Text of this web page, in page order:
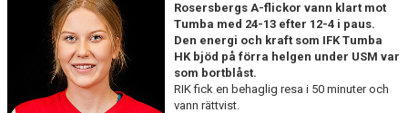
KALENDER
TRUPPEN
SERIER & RESULTAT
Rosersbergs A-flickor vann klart mot
Tumba med 24-13 efter 12-4 i paus.
Den energi och kraft som IFK Tumba
HK bjöd på förra helgen under USM var
som bortblåst.
RIK fick en behaglig resa i 50 minuter och
vann rättvist.